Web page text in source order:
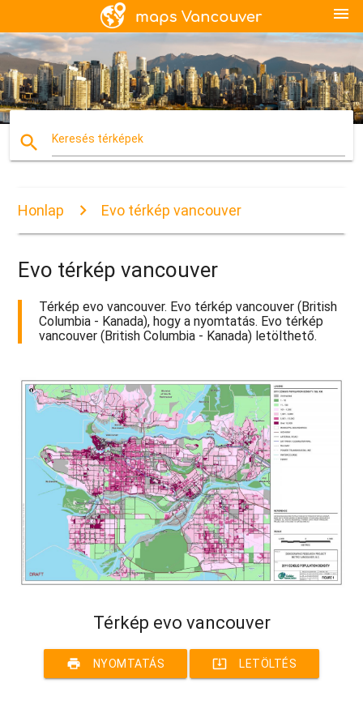
menu
search Keresés térképek
Honlap Evo térkép vancouver
Evo térkép vancouver
Térkép evo vancouver. Evo térkép vancouver (British
Columbia - Kanada), hogy a nyomtatás. Evo térkép
vancouver (British Columbia - Kanada) letölthető.
Térkép evo vancouver
print NYOMTATÁS system_update_alt LETÖLTÉS